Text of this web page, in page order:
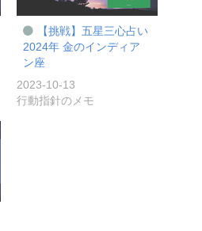
【挑戦】五星三心占い
2024年 金のインディア
ン座
2023-10-13
行動指針のメモ